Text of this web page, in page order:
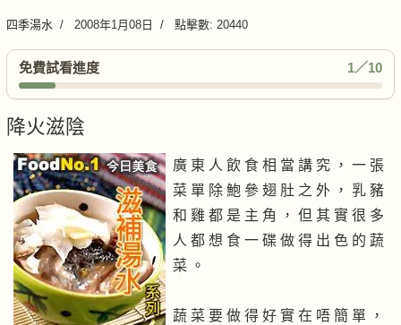
四季湯水 2008年1月08日 點擊數: 20440
免費試看進度 1／10
降火滋陰
廣 東 人 飲 食 相 當 講 究 ， 一 張
菜 單 除 鮑 參 翅 肚 之 外 ， 乳 豬
和 雞 都 是 主 角 ， 但 其 實 很 多
人 都 想 食 一 碟 做 得 出 色 的 蔬
菜 。
蔬 菜 要 做 得 好 實 在 唔 簡 單 ，